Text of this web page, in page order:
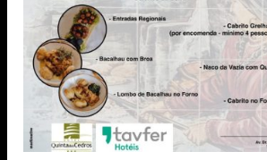
Meteorologia
Publicidade